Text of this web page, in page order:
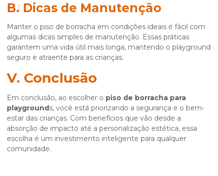
B. Dicas de Manutenção
Manter o piso de borracha em condições ideais é fácil com
algumas dicas simples de manutenção. Essas práticas
garantem uma vida útil mais longa, mantendo o playground
seguro e atraente para as crianças.
V. Conclusão
Em conclusão, ao escolher o piso de borracha para
playgrounds, você está priorizando a segurança e o bem-
estar das crianças. Com benefícios que vão desde a
absorção de impacto até a personalização estética, essa
escolha é um investimento inteligente para qualquer
comunidade.